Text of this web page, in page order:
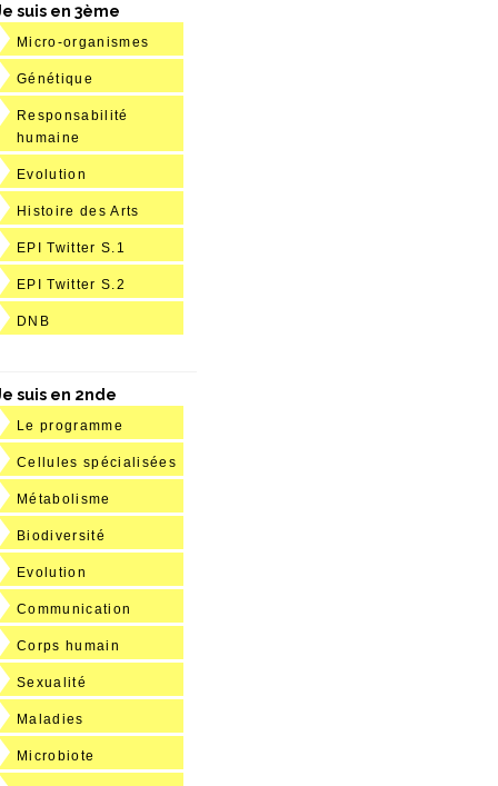
suis en 3ème
Micro-organismes
Génétique
Responsabilité
humaine
Evolution
Histoire des Arts
EPI Twitter S.1
EPI Twitter S.2
DNB
suis en 2nde
Le programme
Cellules spécialisées
Métabolisme
Biodiversité
Evolution
Communication
Corps humain
Sexualité
Maladies
Microbiote